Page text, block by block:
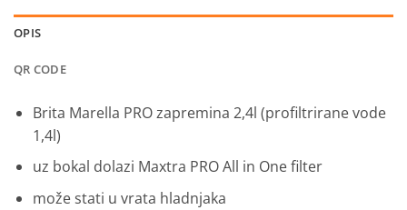
OPIS
QR CODE
Brita Marella PRO zapremina 2,4l (profiltrirane vode
1,4l)
uz bokal dolazi Maxtra PRO All in One filter
može stati u vrata hladnjaka